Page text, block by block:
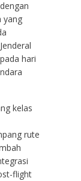
yang
hari
kelas
rute
flight